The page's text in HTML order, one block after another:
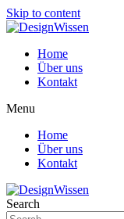
Skip to content
Home
Über uns
Kontakt
Menu
Home
Über uns
Kontakt
Search